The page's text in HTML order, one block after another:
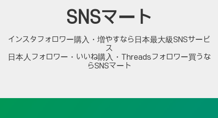
SNSマート
インスタフォロワー購入・増やすなら日本最大級SNSサービ
ス
日本人フォロワー・いいね購入・Threadsフォロワー買うな
らSNSマート